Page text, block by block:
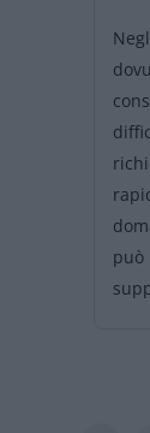
può